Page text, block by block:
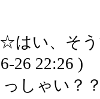
はい、そ
26 22:26 )
しゃい？